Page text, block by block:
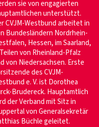
sie von engagierten
unterstützt.
CVJM-Westbund arbeitet in
Bundesländern Nordrhein-
Hessen, im Saarland,
von Rheinland-Pfalz
von Niedersachsen. Erste
des CVJM-
e. V. ist Dorothea
Brudereck. Hauptamtlich
der Verband mit Sitz in
von Generalsekretär
Büchle geleitet.